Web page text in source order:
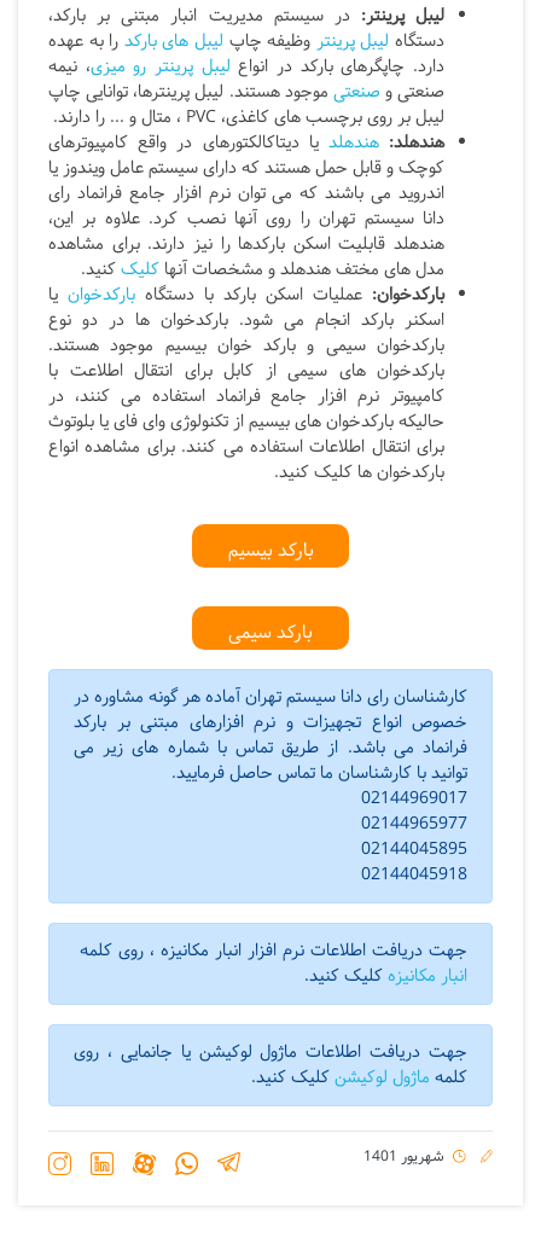
لیبل پرینتر: در سیستم مدیریت انبار مبتنی بر بارکد،
دستگاه لیبل پرینتر وظیفه چاپ لیبل های بارکد را به عهده
دارد. چاپگرهای بارکد در انواع لیبل پرینتر رو میزی، نیمه
صنعتی و صنعتی موجود هستند. لیبل پرینترها، توانایی چاپ
لیبل بر روی برچسب های کاغذی، PVC
، متال و ... را دارند.
هندهلد:هندهلد یا دیتاکالکتورهای در واقع کامپیوترهای
کوچک و قابل حمل هستند که دارای سیستم عامل ویندوز یا
اندروید می باشند که می توان نرم افزار جامع فرانماد رای
دانا سیستم تهران را روی آنها نصب کرد. علاوه بر این،
هندهلد قابلیت اسکن بارکدها را نیز دارند. برای مشاهده
مدل های مختف هندهلد و مشخصات آنها کلیککنید.
بارکدخوان: عملیات اسکن بارکد با دستگاه بارکدخوان یا
اسکنر بارکد انجام می شود. بارکدخوان ها در دو نوع
بارکدخوان سیمی و بارکد خوان بیسیم موجود هستند.
بارکدخوان های سیمی از کابل برای انتقال اطلاعت با
کامپیوتر نرم افزار جامع فرانماد استفاده می کنند، در
حالیکه بارکدخوان های بیسیم از تکنولوژی وای فای یا بلوتوث
برای انتقال اطلاعات استفاده می کنند. برای مشاهده انواع
بارکدخوان ها کلیک کنید.
بارکد بیسیم
بارکد سیمی
کارشناسان رای دانا سیستم تهران آماده هر گونه مشاوره در
خصوص انواع تجهیزات و نرم افزارهای مبتنی بر بارکد
فرانماد می باشد. از طریق تماس با شماره های زیر می
توانید با کارشناسان ما تماس حاصل فرمایید.
02144969017
02144965977
02144045895
02144045918
جهت دریافت اطلاعات نرم افزار انبار مکانیزه ، روی کلمه
انبار مکانیزهکلیک کنید.
جهت دریافت اطلاعات ماژول لوکیشن یا جانمایی ، روی
کلمه ماژول لوکیشنکلیک کنید.
شهریور 1401